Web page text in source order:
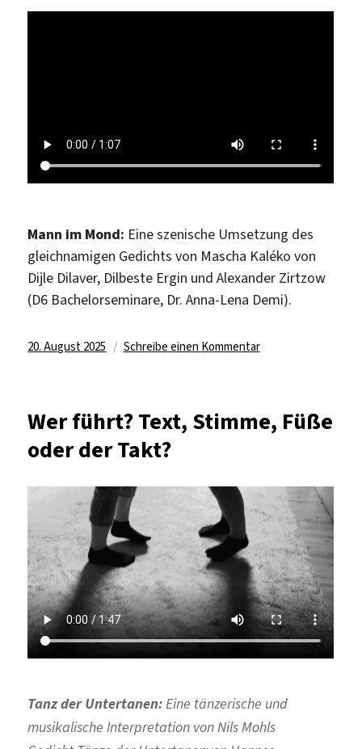
Mann im Mond: Eine szenische Umsetzung des
gleichnamigen Gedichts von Mascha Kaléko von
Dijle Dilaver, Dilbeste Ergin und Alexander Zirtzow
(D6 Bachelorseminare, Dr. Anna-Lena Demi).
Veröffentlicht
20. August 2025 Schreibe einen Kommentarzu
träumen?
Wer führt? Text, Stimme, Füße
oder der Takt?
Tanz der Untertanen:Eine tänzerische und
musikalische Interpretation von Nils Mohls